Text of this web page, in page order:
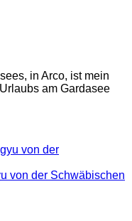
in Arco, ist mein
am Gardasee
von der Schwäbischen